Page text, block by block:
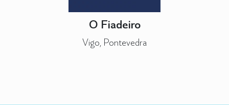
O Fiadeiro
Vigo, Pontevedra